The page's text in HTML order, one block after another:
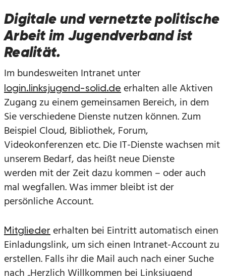
Digitale und vernetzte politische
Arbeit im Jugendverband ist
Realität.
Im bundesweiten Intranet unter
login.linksjugend-solid.de erhalten alle Aktiven
Zugang zu einem gemeinsamen Bereich, in dem
Sie verschiedene Dienste nutzen können. Zum
Beispiel Cloud, Bibliothek, Forum,
Videokonferenzen etc. Die IT-Dienste wachsen mit
unserem Bedarf, das heißt neue Dienste
werden mit der Zeit dazu kommen – oder auch
mal wegfallen. Was immer bleibt ist der
persönliche Account.
Mitglieder erhalten bei Eintritt automatisch einen
Einladungslink, um sich einen Intranet-Account zu
erstellen. Falls ihr die Mail auch nach einer Suche